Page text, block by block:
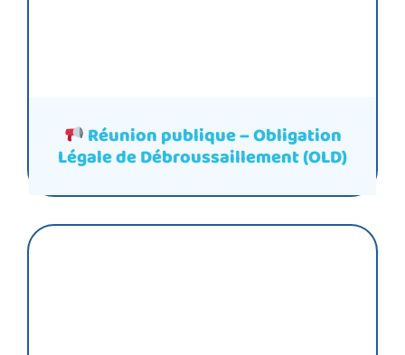
Réunion publique – Obligation
Légale de Débroussaillement (OLD)